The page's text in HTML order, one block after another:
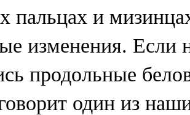
пальцах и
изменения. Если
продольные
один из